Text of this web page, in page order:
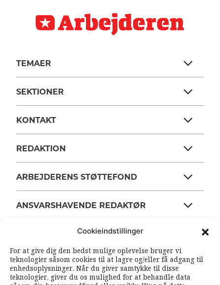
Cookieindstillinger
For at give dig den bedst mulige oplevelse bruger vi
teknologier såsom cookies til at lagre og/eller få adgang til
enhedsoplysninger. Når du giver samtykke til disse
teknologier, giver du os mulighed for at behandle data
TEMAER
SEKTIONER
KONTAKT
REDAKTION
ARBEJDERENS STØTTEFOND
ANSVARSHAVENDE REDAKTØR
SOUNDCLOUD RSS FEEDS